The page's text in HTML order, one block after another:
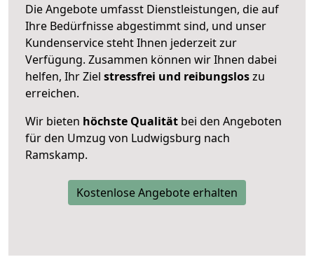
Die Angebote umfasst Dienstleistungen, die auf
Ihre Bedürfnisse abgestimmt sind, und unser
Kundenservice steht Ihnen jederzeit zur
Verfügung. Zusammen können wir Ihnen dabei
helfen, Ihr Ziel stressfrei und reibungsloszu
erreichen.
Wir bieten höchste Qualität bei den Angeboten
für den Umzug von Ludwigsburg nach
Ramskamp.
Kostenlose Angebote erhalten